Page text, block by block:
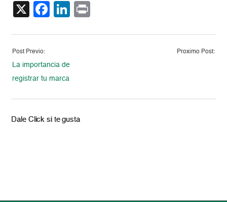
X Facebook
LinkedIn
Post Previo:
La importancia de
registrar tu marca
Proximo Post:
Dale Click si te gusta